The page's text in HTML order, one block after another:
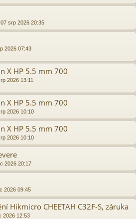
07 srp 2026 20:35
2026 07:43
X HP 5.5 mm 700
2026 13:11
X HP 5.5 mm 700
2026 10:10
X HP 5.5 mm 700
2026 10:10
2026 20:17
2026 09:45
Hikmicro CHEETAH C32F-S, záruka
2026 12:53